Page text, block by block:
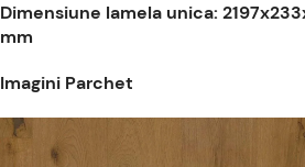
Dimensiune lamela unica:
mm
Imagini Parchet